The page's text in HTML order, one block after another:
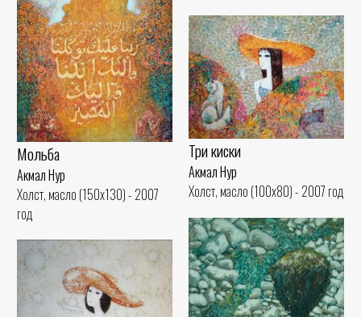
Мольба
Акмал Нур
Холст, масло (150x130) - 2007
год
Три киски
Акмал Нур
Холст, масло (100x80) - 2007 год